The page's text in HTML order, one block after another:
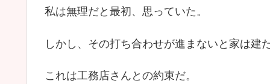
私は無理だと最初、思っていた。
しかし、その打ち合わせが進まないと家は建た
これは工務店さんとの約束だ。